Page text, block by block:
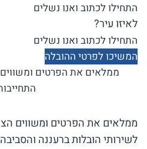
לאיזו עיר?
המשיכו לפרטי ההובלה
ממלאים את הפרטים ומשווים
לשירותי הובלות ברעננה והסביבה